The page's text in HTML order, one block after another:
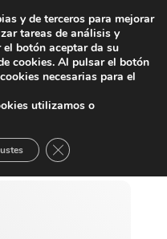
y de terceros para mejorar
tareas de análisis y
botón aceptar da su
cookies. Al pulsar el botón
necesarias para el
utilizamos o
Cerrar el banner de